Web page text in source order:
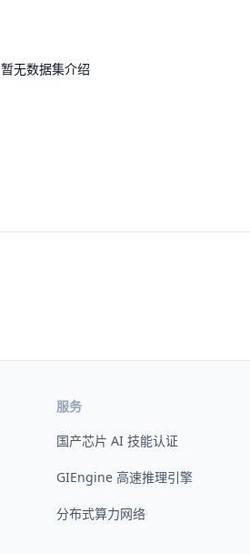
暂无数据集介绍
服务
国产芯片 AI 技能认证
GIEngine 高速推理引擎
分布式算力网络